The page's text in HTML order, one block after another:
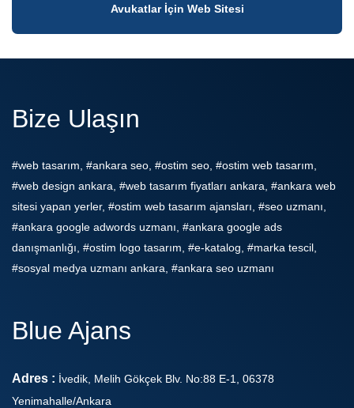
Avukatlar İçin Web Sitesi
Bize Ulaşın
#web tasarım, #ankara seo, #ostim seo, #ostim web tasarım,
#web design ankara, #web tasarım fiyatları ankara, #ankara web
sitesi yapan yerler, #ostim web tasarım ajansları, #seo uzmanı,
#ankara google adwords uzmanı, #ankara google ads
danışmanlığı, #ostim logo tasarım, #e-katalog, #marka tescil,
#sosyal medya uzmanı ankara, #ankara seo uzmanı
Blue Ajans
Adres : İvedik, Melih Gökçek Blv. No:88 E-1, 06378
Yenimahalle/Ankara